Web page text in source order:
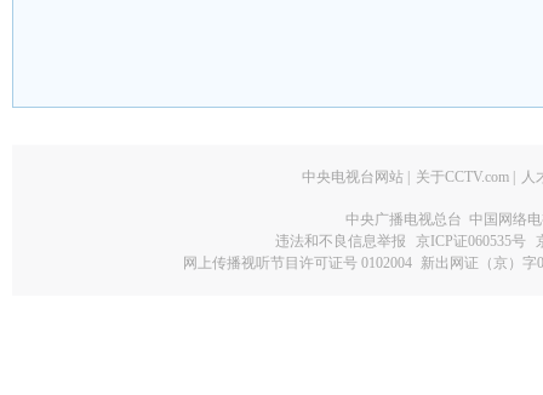
中央电视台网站 关于CCTV.com 人
中央广播电视总台 中国网络
违法和不良信息举报
京ICP证060535号
网上传播视听节目许可证号 0102004 新出网证（京）